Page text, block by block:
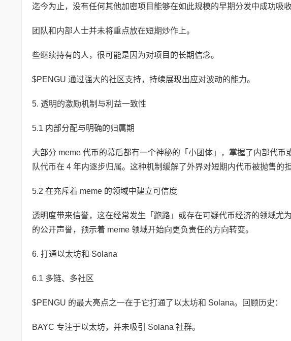
迄今为止，没有任何其他加密项目能够在如此规模的早期分发中成功吸
团队和内部人士并未将重点放在短期炒作上。
些继续持有的人，很可能是因为对项目的长期信念。
$PENGU 通过强大的社区支持，持续展现出应对波动的能力。
5. 透明的激励机制与利益一致性
5.1 内部分配与明确的归属期
大部分 meme 代币的幕后都有一个神秘的「小团体」，掌握了内部代
队代币在 4 年内逐步归属。这种机制缓解了外界对短期内代币被抛售的
5.2 在充斥着 meme 的领域中建立可信度
透明度带来信誉，这在经常发生「跑路」或存在可疑代币经济的领域尤
的公开声誉，预示着 meme 领域开始向更负责任的方向转变。
6. 打通以太坊和 Solana
6.1 多链、多社区
$PENGU 的最大亮点之一在于它打通了以太坊和 Solana。回顾历史：
BAYC 专注于以太坊，并未吸引 Solana 社群。